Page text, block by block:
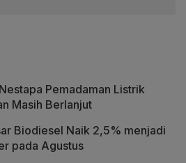
Pemadaman Listrik
Masih Berlanjut
Biodiesel Naik 2,5% menjadi
pada Agustus